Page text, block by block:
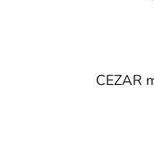
CEZAR